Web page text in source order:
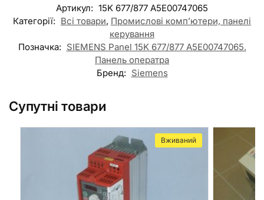
Артикул: 15K 677/877 A5E00747065
Категорії: Всі товари, Промислові комп’ютери, панелі
керування
Позначка: SIEMENS Panel 15K 677/877 A5E00747065.
Панель оператра
Бренд: Siemens
Супутні товари
Вживаний